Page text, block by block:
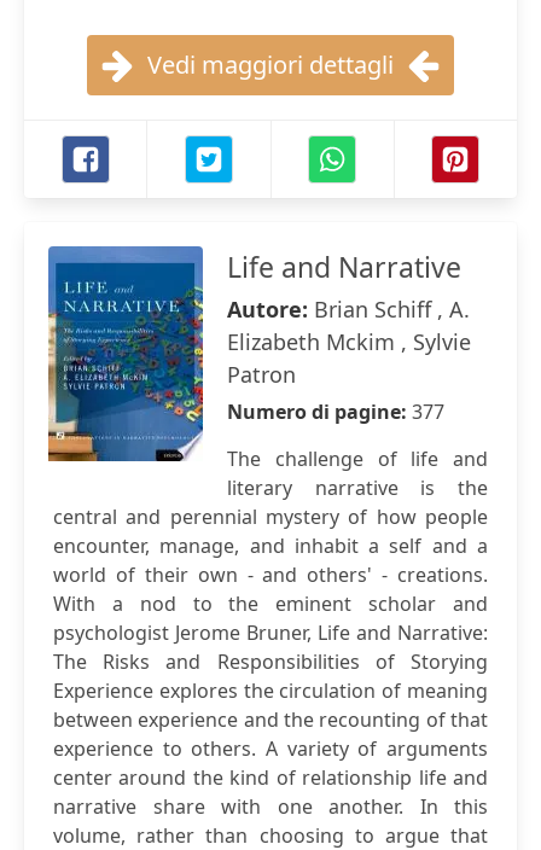
Vedi maggiori dettagli
Life and Narrative
Autore: Brian Schiff , A.
Elizabeth Mckim , Sylvie
Patron
Numero di pagine: 377
The challenge of life and
literary narrative is the
central and perennial mystery of how people
encounter, manage, and inhabit a self and a
world of their own - and others' - creations.
With a nod to the eminent scholar and
psychologist Jerome Bruner, Life and Narrative:
The Risks and Responsibilities of Storying
Experience explores the circulation of meaning
between experience and the recounting of that
experience to others. A variety of arguments
center around the kind of relationship life and
narrative share with one another. In this
volume, rather than choosing to argue that